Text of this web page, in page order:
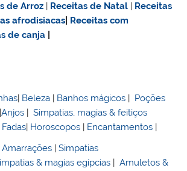
de Arroz Receitas de Natal
Receitas
afrodisiacas
Receitas com
de canja
| Beleza | Banhos mágicos | Poções
|Anjos |Simpatias, magias & feitiços
| Horoscopos | Encantamentos |
Amarrações |Simpatias
& magias egípcias |Amuletos &